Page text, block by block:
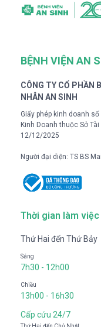
BỆNH VIỆN AN
CÔNG TY CỔ PHẦN
NHÂN AN SINH
Giấy phép kinh doanh
Kinh Doanh thuộc Sở
12/12/2025
Người đại diện: TS BS
Thời gian làm việc
Thứ Hai đến Thứ Bảy
Sáng
7h30 - 12h00
Chiều
13h00 - 16h30
Cấp cứu 24/7